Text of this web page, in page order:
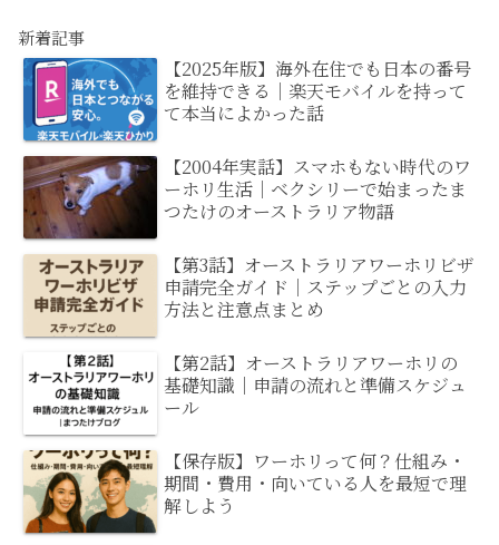
新着記事
【2025年版】海外在住でも日本の番号
を維持できる｜楽天モバイルを持って
て本当によかった話
【2004年実話】スマホもない時代のワ
ーホリ生活｜ベクシリーで始まったま
つたけのオーストラリア物語
【第3話】オーストラリアワーホリビザ
申請完全ガイド｜ステップごとの入力
方法と注意点まとめ
【第2話】オーストラリアワーホリの
基礎知識｜申請の流れと準備スケジュ
ール
【保存版】ワーホリって何？仕組み・
期間・費用・向いている人を最短で理
解しよう